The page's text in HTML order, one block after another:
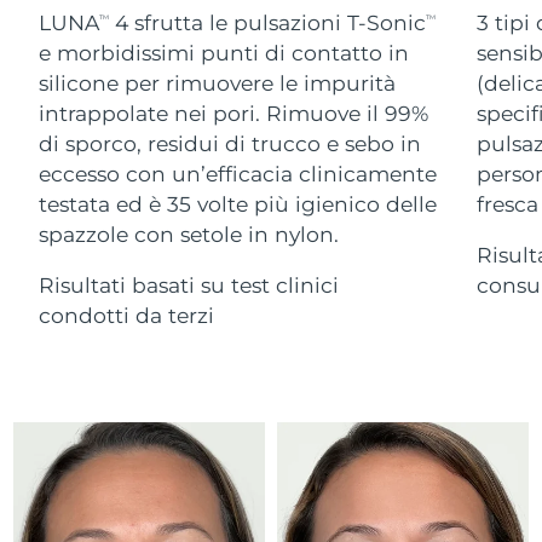
LUNATM 4 sfrutta le pulsazioni T-SonicTM
e morbidissimi punti di contatto in
silicone per rimuovere le impurità
intrappolate nei pori. Rimuove il 99%
di sporco, residui di trucco e sebo in
eccesso con un’efficacia clinicamente
testata ed è 35 volte più igienico delle
spazzole con setole in nylon.
Risultati basati su test clinici
condotti da terzi
3 tipi
For healthy hair
18% PAP
Cosmetici Uomini
Vedi tutto
APP FOREO
Israele Consegna stimata 8/14/26
Italia Consegna stimata 8/10/26
Giappone Consegna stimata 8/13/26
Jersey Consegna stimata 8/15/26
8/12/26
Kuwait
Libano Consegna stimata8/11/26
Lituania Consegna stimata 8/10/26